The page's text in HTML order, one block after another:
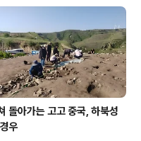
the c
돌아가는 고고 중국, 하북성
우